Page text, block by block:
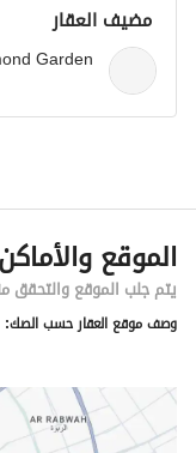
مضيف العقار
Garden
الموقع
يتم جلب الموقع والتحقق
وصف موقع العقار حسب الصك: